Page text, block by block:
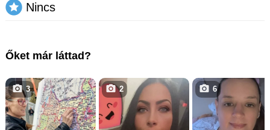
Nincs
Őket már láttad?
3 2 6